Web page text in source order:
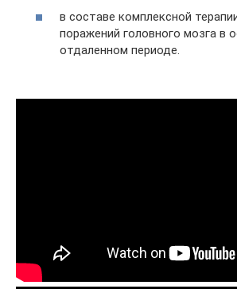
в составе комплексной
поражений головного мозга в
отдаленном периоде.